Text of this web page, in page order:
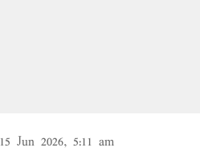
15 Jun 2026, 5:11 am